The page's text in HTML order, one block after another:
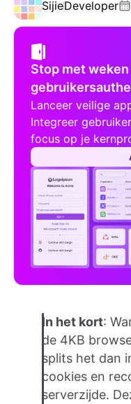
SijieDeveloper
Stop met
Lanceer veilige
Integreer
focus op je
In het kort:
de 4KB
splits het dan
cookies en
serverzijde.